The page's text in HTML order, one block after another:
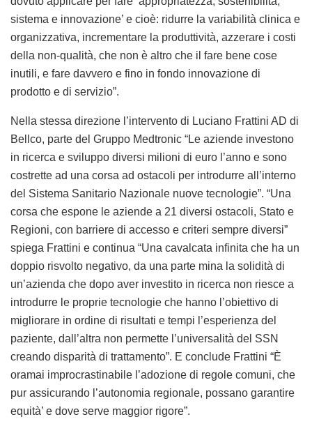
sistema e innovazione’ e cioè: ridurre la variabilità clinica e
organizzativa, incrementare la produttività, azzerare i costi
della non-qualità, che non è altro che il fare bene cose
inutili, e fare davvero e fino in fondo innovazione di
prodotto e di servizio”.
Nella stessa direzione l’intervento di Luciano Frattini AD di
Bellco, parte del Gruppo Medtronic “Le aziende investono
in ricerca e sviluppo diversi milioni di euro l’anno e sono
costrette ad una corsa ad ostacoli per introdurre all’interno
del Sistema Sanitario Nazionale nuove tecnologie”. “Una
corsa che espone le aziende a 21 diversi ostacoli, Stato e
Regioni, con barriere di accesso e criteri sempre diversi”
spiega Frattini e continua “Una cavalcata infinita che ha un
doppio risvolto negativo, da una parte mina la solidità di
un’azienda che dopo aver investito in ricerca non riesce a
introdurre le proprie tecnologie che hanno l’obiettivo di
migliorare in ordine di risultati e tempi l’esperienza del
paziente, dall’altra non permette l’universalità del SSN
creando disparità di trattamento”. E conclude Frattini “È
oramai improcrastinabile l’adozione di regole comuni, che
pur assicurando l’autonomia regionale, possano garantire
equità’ e dove serve maggior rigore”.